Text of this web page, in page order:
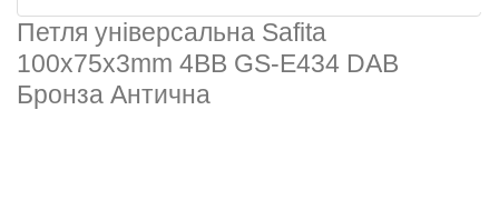
Петля універсальна Safita
100х75х3mm 4BB GS-E434 DAB
Бронза Антична